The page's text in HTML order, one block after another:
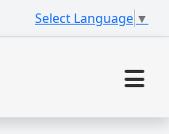
Select Language ▼